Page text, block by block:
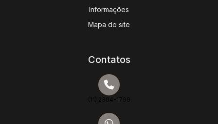
Informações
Mapa do site
Contatos
(11) 2304-1799